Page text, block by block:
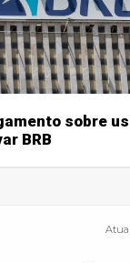
sobre
BRB